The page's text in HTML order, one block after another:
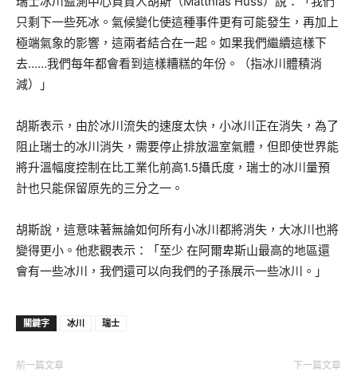
只剩下一些死冰。氣候變化使這種事件更有可能發生，再加上
極端氣象的影響，這兩者結合在一起。如果我們繼續這樣下
去……我們每年都會看到這樣糟糕的年份。（指冰川體積消
減）」
胡斯表示，由於冰川流失的速度太快，小冰川正在消失，為了
阻止瑞士的冰川消失，需要停止排放溫室氣體，但即使世界能
將升溫幅度控制在比工業化前高1.5攝氏度，瑞士的冰川量預
計也只能保留原先的三分之一。
胡斯說，這意味著無論如何所有小冰川都將消失，大冰川也將
變得更小。他悲觀表示：「至少 在阿爾卑斯山最高的地區還
會有一些冰川，我們還可以向我們的子孫展示一些冰川。」
關鍵字 冰川 瑞士
前一篇文章 下一篇文章